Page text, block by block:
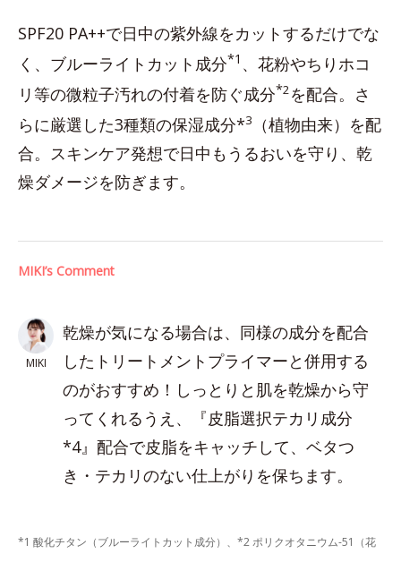
SPF20 PA++で日中の紫外線をカットするだけでな
く、ブルーライトカット成分*1 、花粉やちりホコ
リ等の微粒子汚れの付着を防ぐ成分*2を配合。さ
らに厳選した3種類の保湿成分*3
（植物由来）を配
合。スキンケア発想で日中もうるおいを守り、乾
燥ダメージを防ぎます。
MIKI’s Comment
MIKI
乾燥が気になる場合は、同様の成分を配合
したトリートメントプライマーと併用する
のがおすすめ！しっとりと肌を乾燥から守
ってくれるうえ、『皮脂選択テカリ成分
*4』配合で皮脂をキャッチして、ベタつ
き・テカリのない仕上がりを保ちます。
*1 酸化チタン（ブルーライトカット成分）、*2 ポリクオタニウム-51（花